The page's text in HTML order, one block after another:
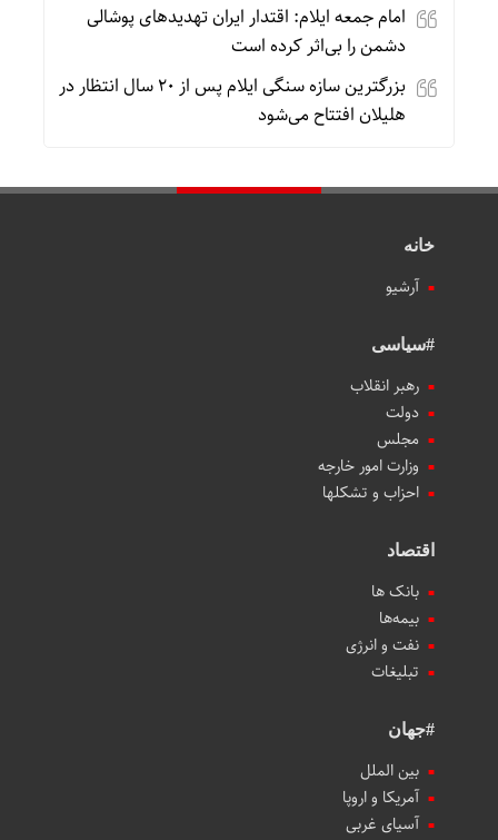
امام جمعه ایلام: اقتدار ایران تهدیدهای پوشالی
دشمن را بی‌اثر کرده است
بزرگترین سازه سنگی ایلام پس از ۲۰ سال انتظار در
هلیلان افتتاح می‌شود
خانه
آرشیو
#سیاسی
رهبر انقلاب
دولت
مجلس
وزارت امور خارجه
احزاب و تشکلها
اقتصاد
بانک ها
بیمه‌ها
نفت و انرژی
تبلیغات
#جهان
بین الملل
آمریکا و اروپا
آسیای غربی